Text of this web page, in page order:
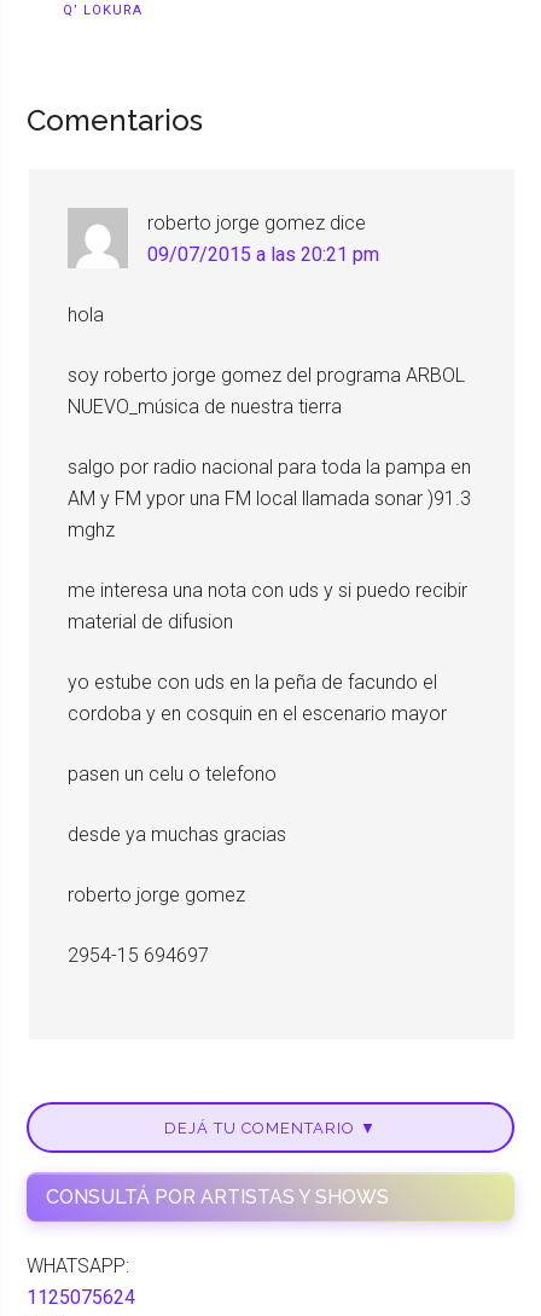
Q’ LOKURA
Comentarios
roberto jorge gomez dice
09/07/2015 a las 20:21 pm
hola
soy roberto jorge gomez del programa ARBOL
NUEVO_música de nuestra tierra
salgo por radio nacional para toda la pampa en
AM y FM ypor una FM local llamada sonar )91.3
mghz
me interesa una nota con uds y si puedo recibir
material de difusion
yo estube con uds en la peña de facundo el
cordoba y en cosquin en el escenario mayor
pasen un celu o telefono
desde ya muchas gracias
roberto jorge gomez
2954-15 694697
DEJÁ TU COMENTARIO ▼
CONSULTÁ POR ARTISTAS Y SHOWS
WHATSAPP:
1125075624